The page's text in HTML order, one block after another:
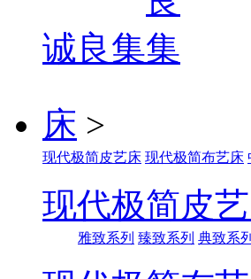
诚良集
床 >
现代极简皮艺床 现代极简布艺床
现代极简皮
雅致系列 臻致系列 典致系列